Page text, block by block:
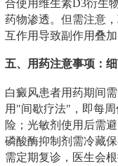
合使用维生素D3衍生
药物渗透。但需注意
互作用导致副作用叠加
五、用药注意事项：
白癜风患者用药期间
用"间歇疗法"，即每
险；光敏剂使用后需
磷酸酶抑制剂需冷藏
需定期复诊，医生会